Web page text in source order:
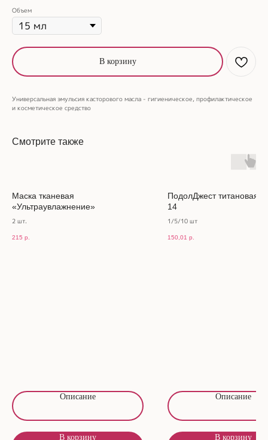
Объем
В корзину
Универсальная эмульсия касторового масла - гигиеническое, профилактическое
и косметическое средство
Смотрите также
Маска тканевая
«Ультраувлажнение»
2 шт.
215 р.
Описание
В корзину
ПодолДжест титановая
14
1/5/10 шт
150,01 р.
Описание
В корзину